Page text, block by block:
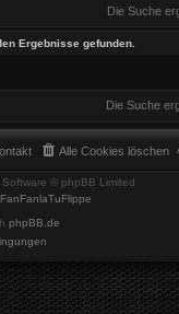
Die Suche
Ergebnisse gefunden.
Die Suche
Alle Cookies löschen
© phpBB Limited
FanFanlaTuFlippe
phpBB.de